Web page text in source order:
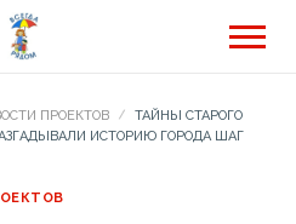
ПРОЕКТОВ
ТАЙНЫ СТАРОГО
ИСТОРИЮ ГОРОДА ШАГ